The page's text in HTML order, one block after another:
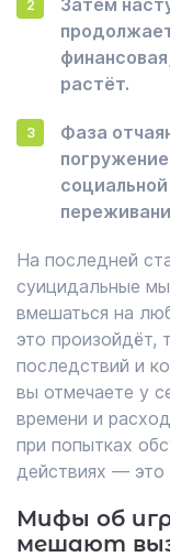
Затем
растёт.
Фаза
На последней
суицидальные
вмешаться на
это произойдёт,
последствий и
вы отмечаете у
времени и
при попытках
действиях — это
Мифы об
мешают